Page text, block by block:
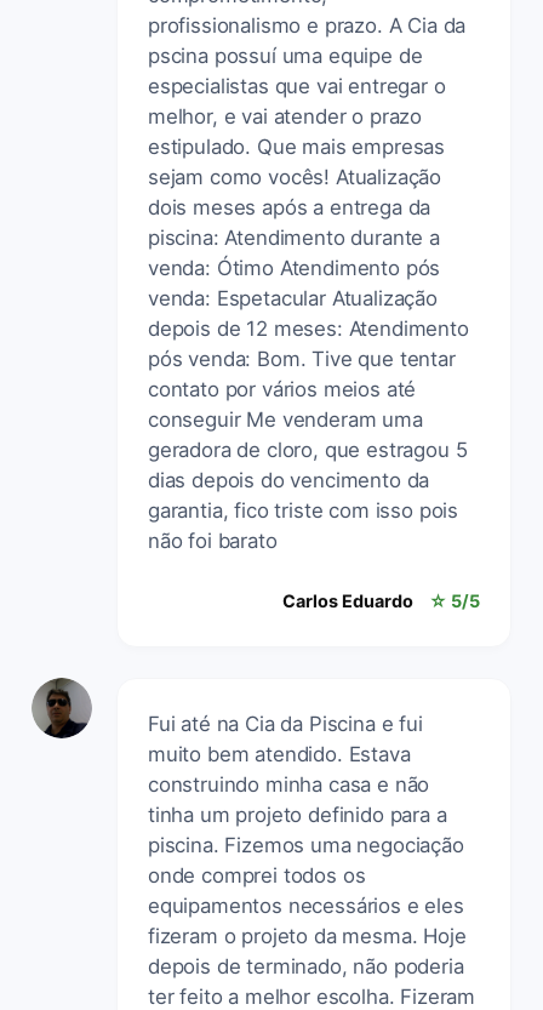
profissionalismo e prazo. A Cia da
pscina possuí uma equipe de
especialistas que vai entregar o
melhor, e vai atender o prazo
estipulado. Que mais empresas
sejam como vocês! Atualização
dois meses após a entrega da
piscina: Atendimento durante a
venda: Ótimo Atendimento pós
venda: Espetacular Atualização
depois de 12 meses: Atendimento
pós venda: Bom. Tive que tentar
contato por vários meios até
conseguir Me venderam uma
geradora de cloro, que estragou 5
dias depois do vencimento da
garantia, fico triste com isso pois
não foi barato
Carlos Eduardo ☆ 5/5
Fui até na Cia da Piscina e fui
muito bem atendido. Estava
construindo minha casa e não
tinha um projeto definido para a
piscina. Fizemos uma negociação
onde comprei todos os
equipamentos necessários e eles
fizeram o projeto da mesma. Hoje
depois de terminado, não poderia
ter feito a melhor escolha. Fizeram